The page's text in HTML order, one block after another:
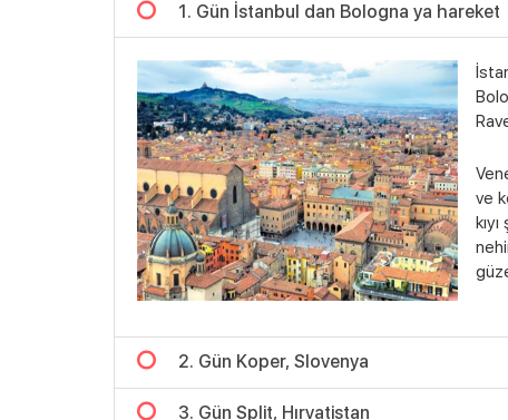
1. Gün İstanbul dan Bologna ya hareket
ve
2. Gün Koper, Slovenya
3. Gün Split, Hırvatistan